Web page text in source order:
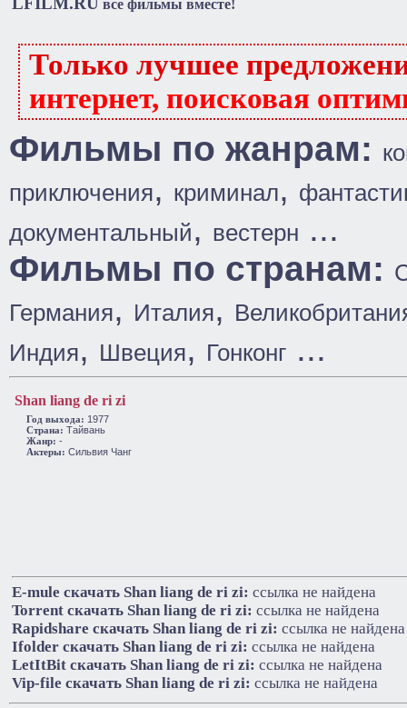
все фильмы вместе!
Только лучшее
интернет, поисковая
Фильмы по жанрам:
приключения, криминал,
документальный, вестерн ...
Фильмы по странам:
Германия, Италия,
Индия, Швеция, Гонконг ...
Shan liang de ri zi
Год выхода: 1977
Cтрана: Тайвань
Жанр: -
Актеры: Сильвия Чанг
E-mule cкачать Shan liang de ri zi: ссылка не найдена
Torrent cкачать Shan liang de ri zi: ссылка не найдена
Rapidshare cкачать Shan liang de ri zi: ссылка не найдена
Ifolder cкачать Shan liang de ri zi: ссылка не найдена
LetItBit cкачать Shan liang de ri zi: ссылка не найдена
Vip-file cкачать Shan liang de ri zi: ссылка не найдена